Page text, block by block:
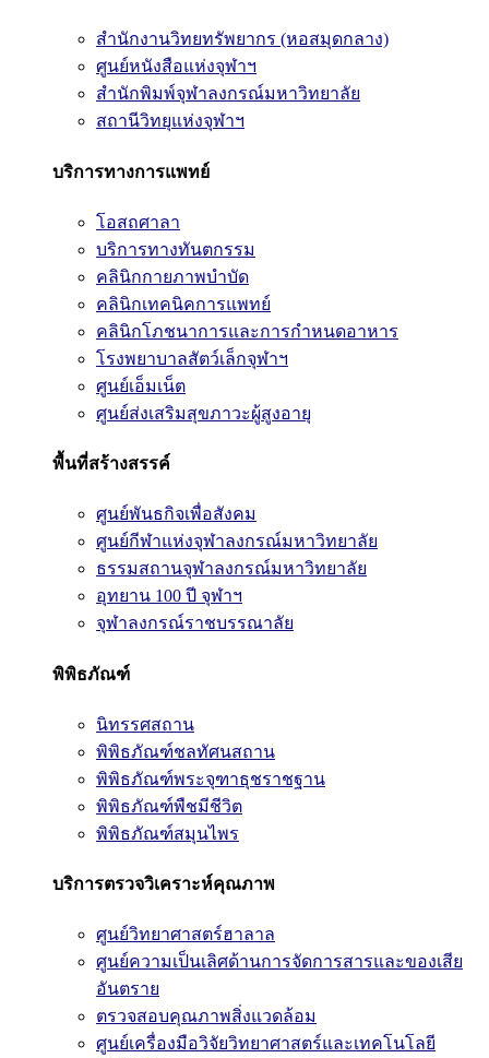
สำนักงานวิทยทรัพยากร (หอสมุดกลาง)
ศูนย์หนังสือแห่งจุฬาฯ
สำนักพิมพ์จุฬาลงกรณ์มหาวิทยาลัย
สถานีวิทยุแห่งจุฬาฯ
บริการทางการแพทย์
โอสถศาลา
บริการทางทันตกรรม
คลินิกกายภาพบำบัด
คลินิกเทคนิคการแพทย์
คลินิกโภชนาการและการกำหนดอาหาร
โรงพยาบาลสัตว์เล็กจุฬาฯ
ศูนย์เอ็มเน็ต
ศูนย์ส่งเสริมสุขภาวะผู้สูงอายุ
พื้นที่สร้างสรรค์
ศูนย์พันธกิจเพื่อสังคม
ศูนย์กีฬาแห่งจุฬาลงกรณ์มหาวิทยาลัย
ธรรมสถานจุฬาลงกรณ์มหาวิทยาลัย
อุทยาน 100 ปี จุฬาฯ
จุฬาลงกรณ์ราชบรรณาลัย
พิพิธภัณฑ์
นิทรรศสถาน
พิพิธภัณฑ์ชลทัศนสถาน
พิพิธภัณฑ์พระจุฑาธุชราชฐาน
พิพิธภัณฑ์พืชมีชีวิต
พิพิธภัณฑ์สมุนไพร
บริการตรวจวิเคราะห์คุณภาพ
ศูนย์วิทยาศาสตร์ฮาลาล
ศูนย์ความเป็นเลิศด้านการจัดการสารและของเสีย
อันตราย
ตรวจสอบคุณภาพสิ่งแวดล้อม
ศูนย์เครื่องมือวิจัยวิทยาศาสตร์และเทคโนโลยี